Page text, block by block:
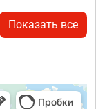
Показать все